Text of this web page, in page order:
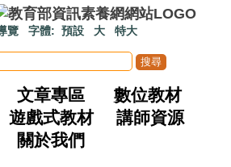
覽 字體: 預設 大 特大
文章專區
數位教材
遊戲式教材
講師資源
關於我們